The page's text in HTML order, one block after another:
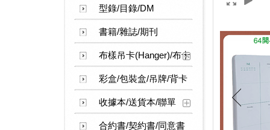
型錄/目錄/DM
書籍/雜誌/期刊
布樣吊卡(Hanger)/布卡
彩盒/包裝盒/吊牌/背卡
收據本/送貨本/聯單
合約書/契約書/同意書